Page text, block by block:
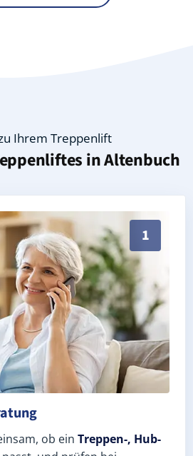
Ihrem Treppenlift
inAltenbuch
1
Beratung in Altenbuch
ob ein Treppen-, Hub-